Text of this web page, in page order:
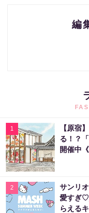
編
1
【原宿
る！？
開催中
2
サンリ
愛すぎ♡
らえる